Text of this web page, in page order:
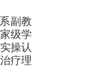
副教
级学
操认
疗理